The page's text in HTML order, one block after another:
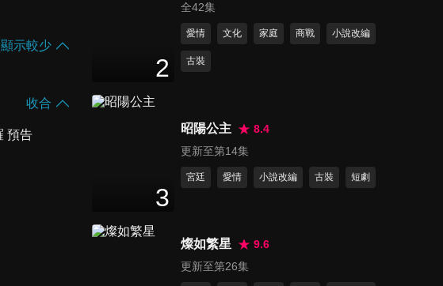
顯示較少
收合
第11集
60
2
全42集
愛情 文化 家庭 商戰 小說改編
古裝
3
昭陽公主
8.4
更新至第14集
宮廷 愛情 小說改編 古裝 短劇
燦如繁星
9.6
更新至第26集